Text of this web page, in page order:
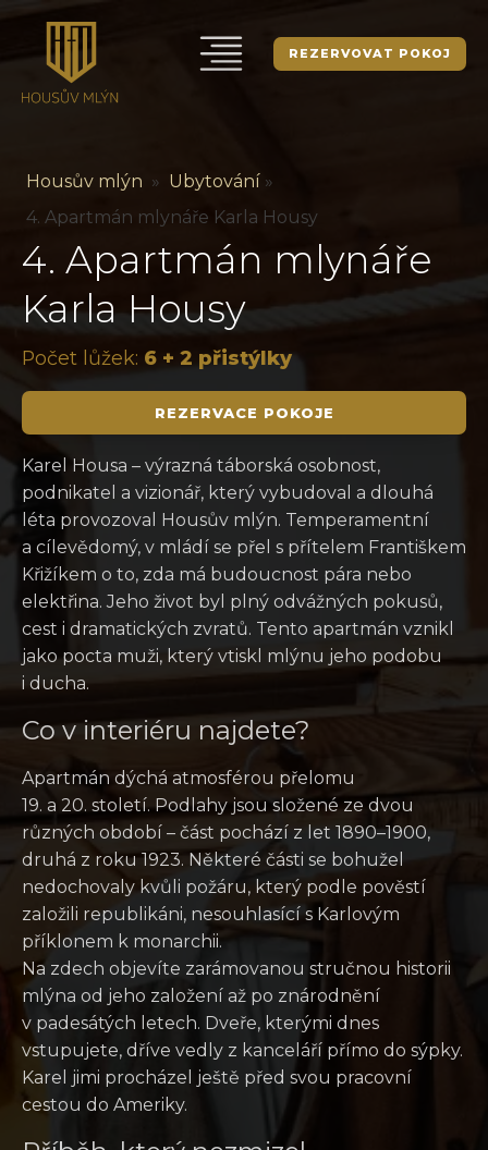
REZERVOVAT POKOJ
Housův mlýn » Ubytování »
4. Apartmán mlynáře Karla Housy
4. Apartmán mlynáře
Karla Housy
Počet lůžek: 6 + 2 přistýlky
REZERVACE POKOJE
Karel Housa – výrazná táborská osobnost,
podnikatel a vizionář, který vybudoval a dlouhá
léta provozoval Housův mlýn. Temperamentní
a cílevědomý, v mládí se přel s přítelem Františkem
Křižíkem o to, zda má budoucnost pára nebo
elektřina. Jeho život byl plný odvážných pokusů,
cest i dramatických zvratů. Tento apartmán vznikl
jako pocta muži, který vtiskl mlýnu jeho podobu
i ducha.
Co v interiéru najdete?
Apartmán dýchá atmosférou přelomu
19. a 20. století. Podlahy jsou složené ze dvou
různých období – část pochází z let 1890–1900,
druhá z roku 1923. Některé části se bohužel
nedochovaly kvůli požáru, který podle pověstí
založili republikáni, nesouhlasící s Karlovým
příklonem k monarchii.
Na zdech objevíte zarámovanou stručnou historii
mlýna od jeho založení až po znárodnění
v padesátých letech. Dveře, kterými dnes
vstupujete, dříve vedly z kanceláří přímo do sýpky.
Karel jimi procházel ještě před svou pracovní
cestou do Ameriky.